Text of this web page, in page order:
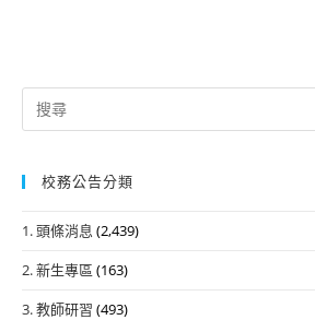
Search
for:
校務公告分類
1. 頭條消息 (2,439)
2. 新生專區 (163)
3. 教師研習 (493)